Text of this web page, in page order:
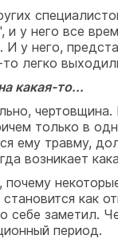
и у него все
И у него,
легко
какая-то...
только в
ему травму,
возникает
как
себе заметил.
период.